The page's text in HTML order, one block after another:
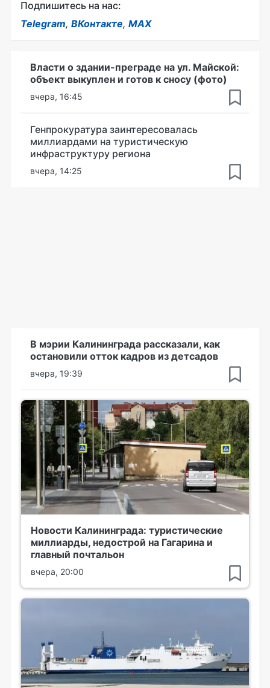
Подпишитесь на нас:
Telegram, ВКонтакте, MAX
Власти о здании-преграде на ул. Майской:
объект выкуплен и готов к сносу (фото)
вчера, 16:45
Генпрокуратура заинтересовалась
миллиардами на туристическую
инфраструктуру региона
вчера, 14:25
В мэрии Калининграда рассказали, как
остановили отток кадров из детсадов
вчера, 19:39
Новости Калининграда: туристические
миллиарды, недострой на Гагарина и
главный почтальон
вчера, 20:00